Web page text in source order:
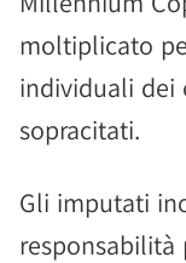
moltiplicato
individuali dei
sopracitati.
Gli imputati
responsabilità